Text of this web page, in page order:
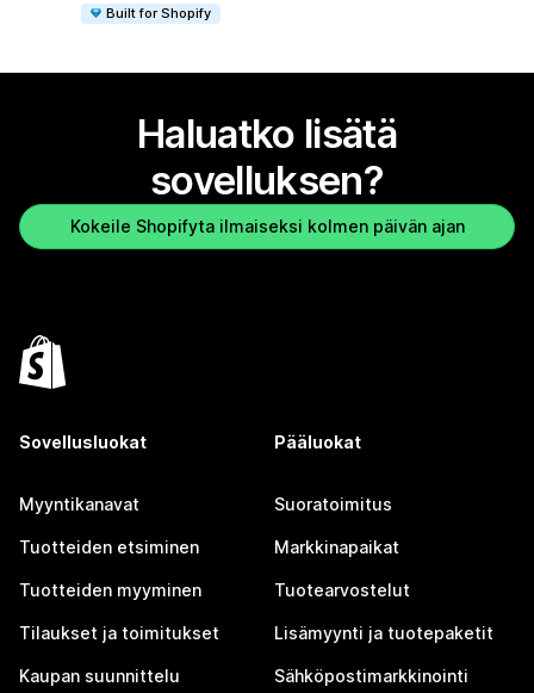
Built for Shopify
Haluatko lisätä
sovelluksen?
Kokeile Shopifyta ilmaiseksi kolmen päivän ajan
Sovellusluokat
Myyntikanavat
Tuotteiden etsiminen
Tuotteiden myyminen
Tilaukset ja toimitukset
Kaupan suunnittelu
Pääluokat
Suoratoimitus
Markkinapaikat
Tuotearvostelut
Lisämyynti ja tuotepaketit
Sähköpostimarkkinointi